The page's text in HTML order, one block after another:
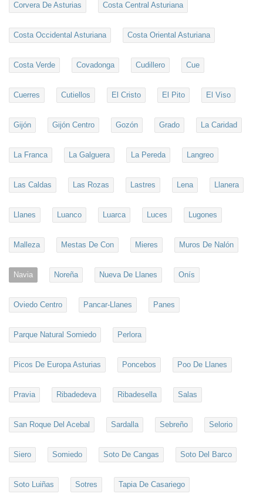
Corvera De Asturias Costa Central Asturiana
Costa Occidental Asturiana Costa Oriental Asturiana
Costa Verde Covadonga Cudillero Cue
Cuerres Cutiellos El Cristo El Pito El Viso
Gijón Gijón Centro Gozón Grado La Caridad
La Franca La Galguera La Pereda Langreo
Las Caldas Las Rozas Lastres Lena Llanera
Llanes Luanco Luarca Luces Lugones
Malleza Mestas De Con Mieres Muros De Nalón
Navia Noreña Nueva De Llanes Onís
Oviedo Centro Pancar-Llanes Panes
Parque Natural Somiedo Perlora
Picos De Europa Asturias Poncebos Poo De Llanes
Pravia Ribadedeva Ribadesella Salas
San Roque Del Acebal Sardalla Sebreño Selorio
Siero Somiedo Soto De Cangas Soto Del Barco
Soto Luiñas Sotres Tapia De Casariego